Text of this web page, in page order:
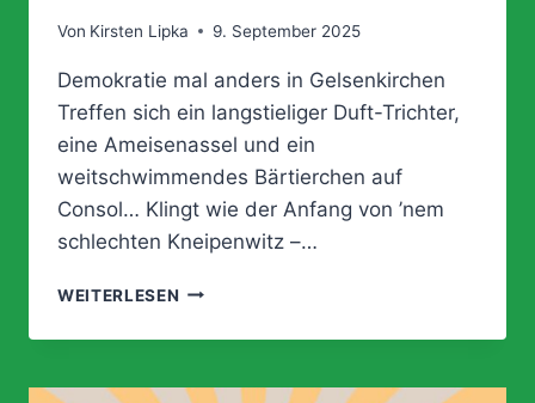
Von Kirsten Lipka 9. September 2025
Demokratie mal anders in Gelsenkirchen
Treffen sich ein langstieliger Duft-Trichter,
eine Ameisenassel und ein
weitschwimmendes Bärtierchen auf
Consol… Klingt wie der Anfang von ’nem
schlechten Kneipenwitz –…
WEITERLESEN WAS
PILZ
SCHULBAU